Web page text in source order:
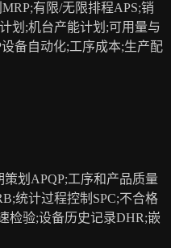
有限/无限排程APS;销
划;机台产能计划;可用量与
备自动化;工序成本;生产配
划APQP;工序和产品质量
统计过程控制SPC;不合格
检验;设备历史记录DHR;嵌